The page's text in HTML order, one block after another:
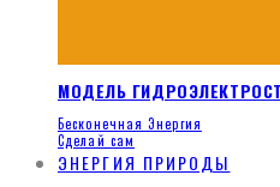
МОДЕЛЬ
Бесконечная Энергия
Сделай сам
ЭНЕРГИЯ ПРИРОДЫ